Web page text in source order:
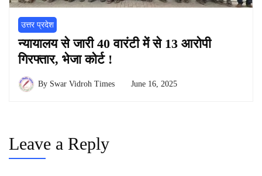
उत्तर प्रदेश
न्यायालय से जारी 40 वारंटी में से 13 आरोपी
गिरफ्तार, भेजा कोर्ट !
By Swar Vidroh Times June 16, 2025
Leave a Reply